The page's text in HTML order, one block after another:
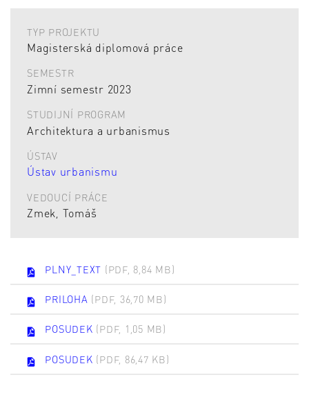
TYP PROJEKTU
Magisterská diplomová práce
SEMESTR
Zimní semestr 2023
STUDIJNÍ PROGRAM
Architektura a urbanismus
ÚSTAV
Ústav urbanismu
VEDOUCÍ PRÁCE
Zmek, Tomáš
PLNY_TEXT (PDF, 8,84 MB)
PRILOHA (PDF, 36,70 MB)
POSUDEK (PDF, 1,05 MB)
POSUDEK (PDF, 86,47 KB)